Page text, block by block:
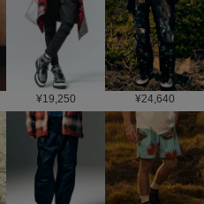
¥19,250 ¥24,640